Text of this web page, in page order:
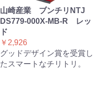
山崎産業 ブンチリNTJ
DS779-000X-MB-R レッ
ド
￥2,926
グッドデザイン賞を受賞し
たスマートなチリトリ。